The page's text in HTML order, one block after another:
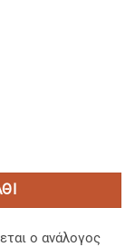
Συσκευασμένα
ο ανάλογος